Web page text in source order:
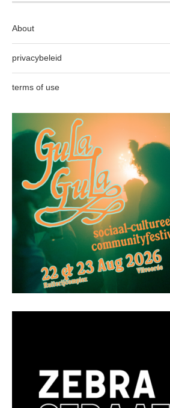
About
privacybeleid
terms of use